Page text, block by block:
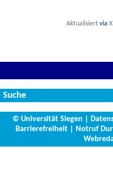
Aktualisiertvia
Suche
© Universität Siegen
Barrierefreiheit
Notruf